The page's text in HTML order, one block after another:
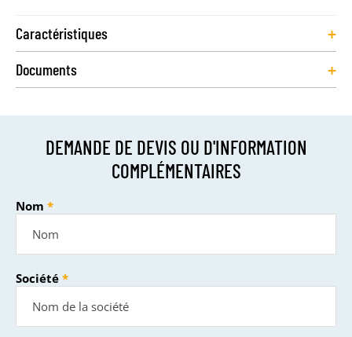
Caractéristiques +
Documents +
DEMANDE DE DEVIS OU D'INFORMATION
COMPLÉMENTAIRES
Nom
Société